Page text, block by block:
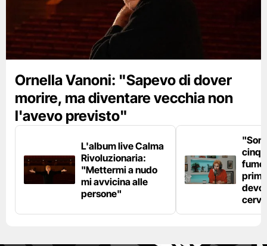
Ornella Vanoni: "Sapevo di dover
morire, ma diventare vecchia non
l'avevo previsto"
L'album live Calma
Rivoluzionaria:
"Mettermi a nudo
mi avvicina alle
persone"
fumo
devo